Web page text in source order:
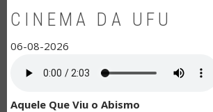
CINEMA DA UFU
06-08-2026
Aquele Que Viu o Abismo